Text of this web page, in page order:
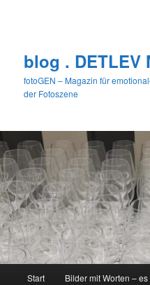
blog . DETLEV
fotoGEN – Magazin für
der Fotoszene
Start Bilder mit Worten –